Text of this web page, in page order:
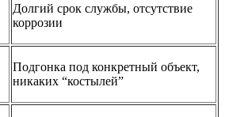
Долгий срок службы, отсутствие
коррозии
Подгонка под конкретный объект,
никаких “костылей”